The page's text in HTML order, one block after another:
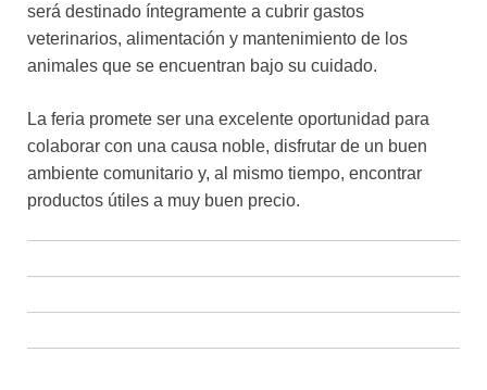
será destinado íntegramente a cubrir gastos
veterinarios, alimentación y mantenimiento de los
animales que se encuentran bajo su cuidado.
La feria promete ser una excelente oportunidad para
colaborar con una causa noble, disfrutar de un buen
ambiente comunitario y, al mismo tiempo, encontrar
productos útiles a muy buen precio.